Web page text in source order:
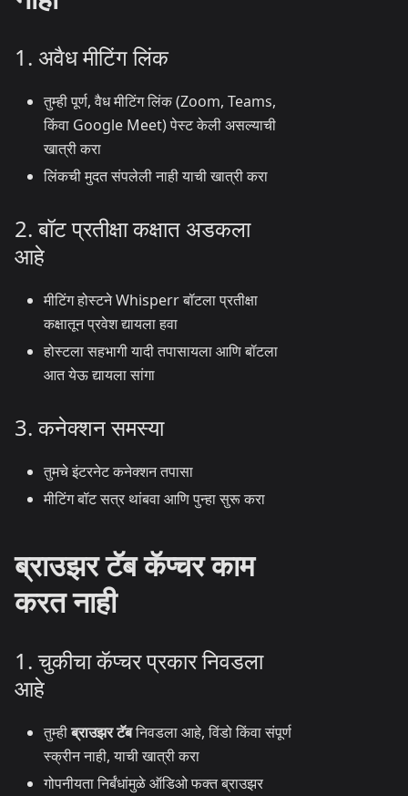
1. अवैध मीटिंग लिंक
तुम्ही पूर्ण, वैध मीटिंग लिंक (Zoom, Teams,
किंवा Google Meet) पेस्ट केली असल्याची
खात्री करा
लिंकची मुदत संपलेली नाही याची खात्री करा
2. बॉट प्रतीक्षा कक्षात अडकला
आहे
मीटिंग होस्टने Whisperr बॉटला प्रतीक्षा
कक्षातून प्रवेश द्यायला हवा
होस्टला सहभागी यादी तपासायला आणि बॉटला
आत येऊ द्यायला सांगा
3. कनेक्शन समस्या
तुमचे इंटरनेट कनेक्शन तपासा
मीटिंग बॉट सत्र थांबवा आणि पुन्हा सुरू करा
ब्राउझर टॅब कॅप्चर काम
करत नाही
1. चुकीचा कॅप्चर प्रकार निवडला
आहे
तुम्हीब्राउझर टॅबनिवडला आहे, विंडो किंवा संपूर्ण
स्क्रीन नाही, याची खात्री करा
गोपनीयता निर्बंधांमुळे ऑडिओ फक्त ब्राउझर